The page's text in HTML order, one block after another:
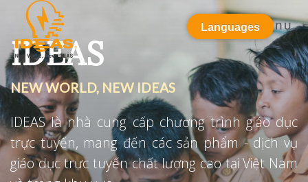
Menu
IDEAS
NEW WORLD, NEW IDEAS
IDEAS là nhà cung cấp chương trình giáo dục
trực tuyến, mang đến các sản phẩm - dịch vụ
giáo dục trực tuyến chất lượng cao tại Việt Nam
Languages